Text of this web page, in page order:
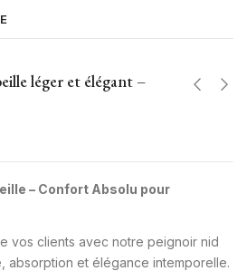
léger et élégant –
– Confort Absolu pour
vos clients avec notre peignoir nid
absorption et élégance intemporelle.